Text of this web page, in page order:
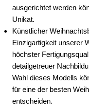
ausgerichtet werden
Unikat.
Künstlicher
Einzigartigkeit unserer
höchster
detailgetreuer
Wahl dieses Modells
für eine der besten
entscheiden.